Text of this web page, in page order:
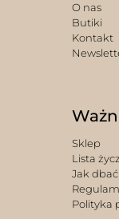
O nas
Butiki
Kontakt
Sklep
Lista
Jak
Polityka